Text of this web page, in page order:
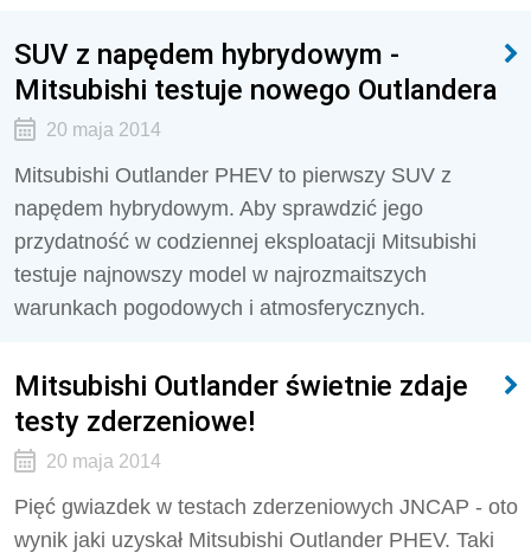
SUV z napędem hybrydowym -
Mitsubishi testuje nowego Outlandera
20 maja 2014
Mitsubishi Outlander PHEV to pierwszy SUV z
napędem hybrydowym. Aby sprawdzić jego
przydatność w codziennej eksploatacji Mitsubishi
testuje najnowszy model w najrozmaitszych
warunkach pogodowych i atmosferycznych.
Mitsubishi Outlander świetnie zdaje
testy zderzeniowe!
20 maja 2014
Pięć gwiazdek w testach zderzeniowych JNCAP - oto
wynik jaki uzyskał Mitsubishi Outlander PHEV. Taki